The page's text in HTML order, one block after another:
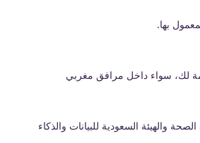
لك، سواء داخل مرافق مغربي
والهيئة السعودية للبيانات والذكاء